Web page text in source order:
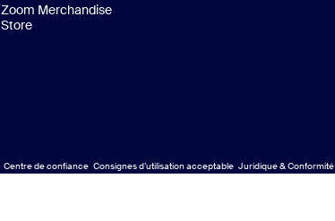
Zoom Merchandise
Store
Centre de confiance Consignes d’utilisation acceptable Juridique & Conformité
Conformité juridique